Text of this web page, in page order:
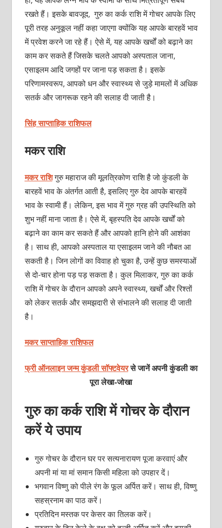
रखते हैं। इसके बावजूद, गुरु का कर्क राशि में गोचर आपके लिए
पूरी तरह अनुकूल नहीं कहा जाएगा क्योंकि यह आपके बारहवें भाव
में प्रवेश करने जा रहे हैं। ऐसे में, यह आपके खर्चों को बढ़ाने का
काम कर सकते हैं जिसके चलते आपको अस्पताल जाना,
एसाइलम आदि जगहों पर जाना पड़ सकता है। इसके
परिणामस्वरूप, आपको धन और स्वास्थ्य से जुड़े मामलों में अधिक
सतर्क और जागरूक रहने की सलाह दी जाती है।
सिंह साप्ताहिक राशिफल
मकर राशि
मकर राशिगुरु महाराज की मूलत्रिकोण राशि है जो कुंडली के
बारहवें भाव के अंतर्गत आती है, इसलिए गुरु देव आपके बारहवें
भाव के स्वामी हैं। लेकिन, इस भाव में गुरु ग्रह की उपस्थिति को
शुभ नहीं माना जाता है। ऐसे में, बृहस्पति देव आपके खर्चों को
बढ़ाने का काम कर सकते हैं और आपको हानि होने की आशंका
है। साथ ही, आपको अस्पताल या एसाइलम जाने की नौबत आ
सकती है। जिन लोगों का विवाह हो चुका है, उन्हें कुछ समस्याओं
से दो-चार होना पड़ पड़ सकता है। कुल मिलाकर, गुरु का कर्क
राशि में गोचर के दौरान आपको अपने स्वास्थ्य, खर्चों और रिश्तों
को लेकर सतर्क और समझदारी से संभालने की सलाह दी जाती
है।
मकर साप्ताहिक राशिफल
फ्री ऑनलाइन जन्म कुंडली सॉफ्टवेयरसे जानें अपनी कुंडली का
पूरा लेखा-जोखा
गुरु का कर्क राशि में गोचर के दौरान
करें ये उपाय
गुरु गोचर के दौरान घर पर सत्यनारायण पूजा करवाएं और
अपनी मां या मां समान किसी महिला को उपहार दें।
भगवान विष्णु को पीले रंग के फूल अर्पित करें। साथ ही, विष्णु
सहस्रनाम का पाठ करें।
प्रतिदिन मस्तक पर केसर का तिलक करें।